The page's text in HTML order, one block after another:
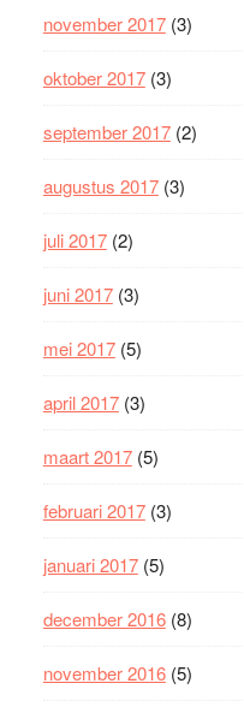
november 2017(3)
oktober 2017(3)
september 2017(2)
augustus 2017(3)
juli 2017(2)
juni 2017(3)
mei 2017(5)
april 2017(3)
maart 2017(5)
februari 2017(3)
januari 2017(5)
december 2016(8)
november 2016(5)